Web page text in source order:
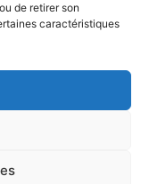
de retirer son
caractéristiques